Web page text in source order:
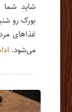
شاید شما
بورک رو
غذاهای
می‌شود.